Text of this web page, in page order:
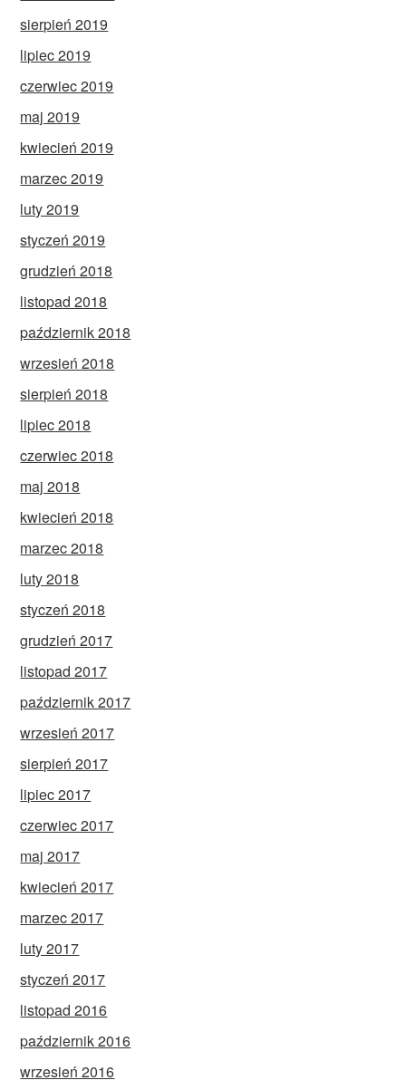
sierpień 2019
lipiec 2019
czerwiec 2019
maj 2019
kwiecień 2019
marzec 2019
luty 2019
styczeń 2019
grudzień 2018
listopad 2018
październik 2018
wrzesień 2018
sierpień 2018
lipiec 2018
czerwiec 2018
maj 2018
kwiecień 2018
marzec 2018
luty 2018
styczeń 2018
grudzień 2017
listopad 2017
październik 2017
wrzesień 2017
sierpień 2017
lipiec 2017
czerwiec 2017
maj 2017
kwiecień 2017
marzec 2017
luty 2017
styczeń 2017
listopad 2016
październik 2016
wrzesień 2016